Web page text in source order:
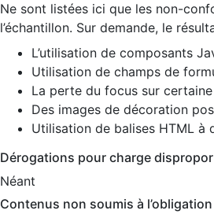
Ne sont listées ici que les non-
l’échantillon. Sur demande, le
L’utilisation de composants
Utilisation de champs de
La perte du focus sur
Des images de décoration
Utilisation de balises HTML à
Dérogations pour charge
Néant
Contenus non soumis à